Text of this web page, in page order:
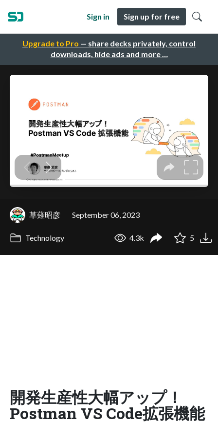
Upgrade to Pro — share decks privately, control
downloads, hide ads and more …
Sign in Sign up for free
草薙昭彦 September 06, 2023
Technology 4.3k 5
開発生産性大幅アップ！
Postman VS Code拡張機能